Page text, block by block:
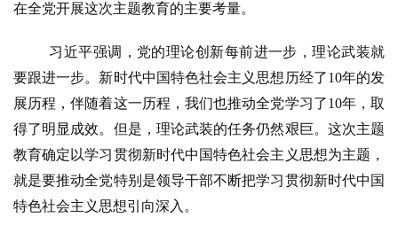
在全党开展这次主题教育的主要考量。
习近平强调，党的理论创新每前进一步，理论武装就
要跟进一步。新时代中国特色社会主义思想历经了10年的发
展历程，伴随着这一历程，我们也推动全党学习了10年，取
得了明显成效。但是，理论武装的任务仍然艰巨。这次主题
教育确定以学习贯彻新时代中国特色社会主义思想为主题，
就是要推动全党特别是领导干部不断把学习贯彻新时代中国
特色社会主义思想引向深入。